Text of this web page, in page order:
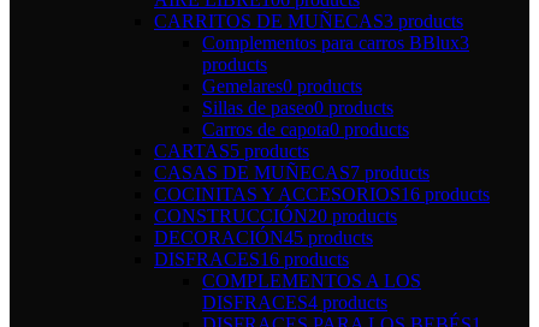
CARRITOS DE MUÑECAS3 products
Complementos para carros BBlux3
products
Gemelares0 products
Sillas de paseo0 products
Carros de capota0 products
CARTAS5 products
CASAS DE MUÑECAS7 products
COCINITAS Y ACCESORIOS16 products
CONSTRUCCIÓN20 products
DECORACIÓN45 products
DISFRACES16 products
COMPLEMENTOS A LOS
DISFRACES4 products